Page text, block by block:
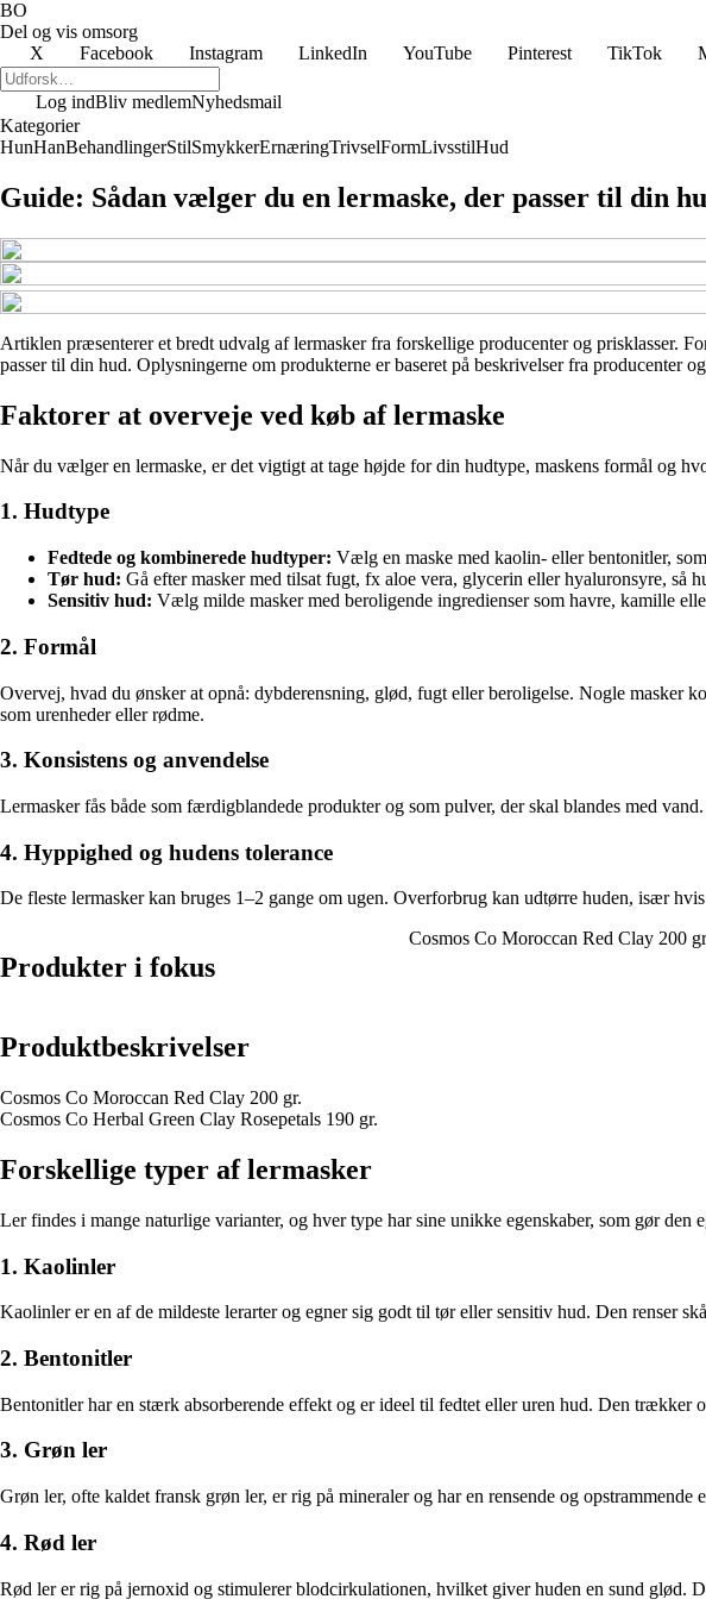
BO
Del og vis omsorg
X
Facebook Instagram LinkedIn YouTube Pinterest TikTok
Log indBliv medlemNyhedsmail
Kategorier
HunHanBehandlingerStilSmykkerErnæringTrivselFormLivsstilHud
Guide: Sådan vælger du en lermaske, der passer til din
Artiklen præsenterer et bredt udvalg af lermasker fra forskellige producenter og prisklasser.
passer til din hud. Oplysningerne om produkterne er baseret på beskrivelser fra producenter
Faktorer at overveje ved køb af lermaske
Når du vælger en lermaske, er det vigtigt at tage højde for din hudtype, maskens formål og
1. Hudtype
Fedtede og kombinerede hudtyper: Vælg en maske med kaolin- eller bentonitler,
Tør hud: Gå efter masker med tilsat fugt, fx aloe vera, glycerin eller hyaluronsyre, så
Sensitiv hud: Vælg milde masker med beroligende ingredienser som havre, kamille
2. Formål
Overvej, hvad du ønsker at opnå: dybderensning, glød, fugt eller beroligelse. Nogle
som urenheder eller rødme.
3. Konsistens og anvendelse
Lermasker fås både som færdigblandede produkter og som pulver, der skal blandes med
4. Hyppighed og hudens tolerance
De fleste lermasker kan bruges 1–2 gange om ugen. Overforbrug kan udtørre huden, især
Produkter i fokus
Cosmos Co Moroccan Red Clay 200
Produktbeskrivelser
Cosmos Co Moroccan Red Clay 200 gr.
Cosmos Co Herbal Green Clay Rosepetals 190 gr.
Forskellige typer af lermasker
Ler findes i mange naturlige varianter, og hver type har sine unikke egenskaber, som gør
1. Kaolinler
Kaolinler er en af de mildeste lerarter og egner sig godt til tør eller sensitiv hud. Den renser
2. Bentonitler
Bentonitler har en stærk absorberende effekt og er ideel til fedtet eller uren hud. Den
3. Grøn ler
Grøn ler, ofte kaldet fransk grøn ler, er rig på mineraler og har en rensende og
4. Rød ler
Rød ler er rig på jernoxid og stimulerer blodcirkulationen, hvilket giver huden en sund glød.